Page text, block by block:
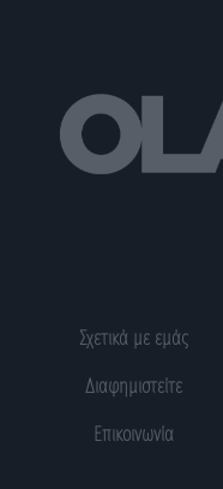
Σχετικά με εμάς
Διαφημιστείτε
Επικοινωνία